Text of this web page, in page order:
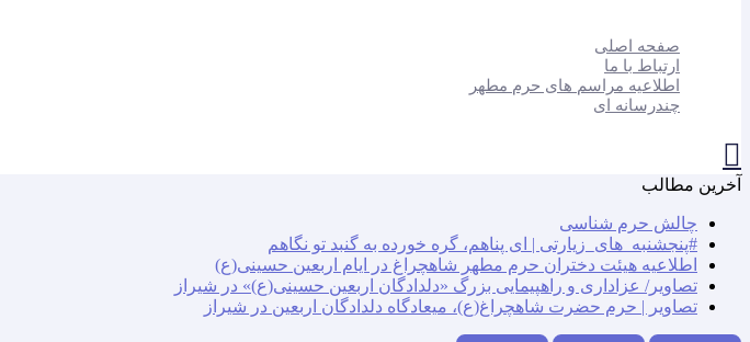
صفحه اصلی
ارتباط با ما
اطلاعیه مراسم های حرم مطهر
چندرسانه ای
آخرین مطالب
چالش حرم شناسی
#پنجشنبه_های_زیارتی | ای پناهم، گره خورده به گنبد تو نگاهم
اطلاعیه هیئت دختران حرم مطهر شاهچراغ در ایام اربعین حسینی(ع)
تصاویر/ عزاداری و راهپیمایی بزرگ «دلدادگان اربعین حسینی(ع)» در شیراز
تصاویر | حرم حضرت شاهچراغ(ع)، میعادگاه دلدادگان اربعین در شیراز